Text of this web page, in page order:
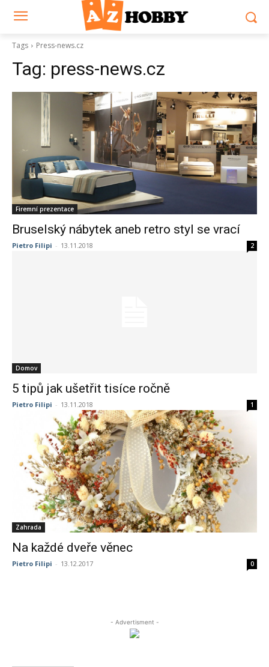
Tags Press-news.cz
Tag: press-news.cz
Firemní prezentace
Bruselský nábytek aneb retro styl se vrací
Pietro Filipi - 13.11.2018 2
Domov
5 tipů jak ušetřit tisíce ročně
Pietro Filipi - 13.11.2018 1
Zahrada
Na každé dveře věnec
Pietro Filipi - 13.12.2017 0
- Advertisment -